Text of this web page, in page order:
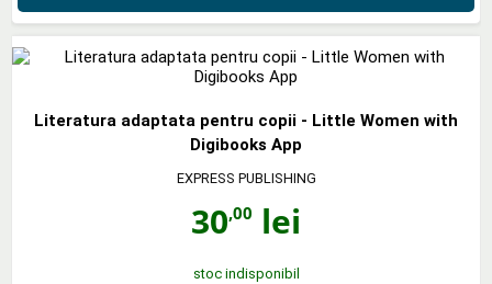
Literatura adaptata pentru copii - Little Women with
Digibooks App
EXPRESS PUBLISHING
30,00 lei
stoc indisponibil